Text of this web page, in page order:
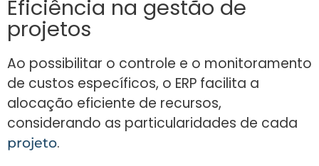
Eficiência na gestão de
projetos
Ao possibilitar o controle e o monitoramento
de custos específicos, o ERP facilita a
alocação eficiente de recursos,
considerando as particularidades de cada
projeto.